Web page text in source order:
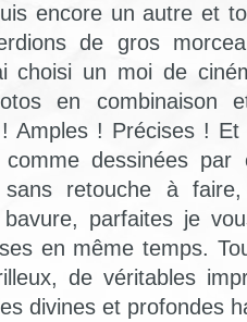
encore un autre et
de gros
choisi un moi de
en combinaison
Amples ! Précises ! Et
dessinées par
retouche à
parfaites je
en même temps.
de véritables
divines et profondes